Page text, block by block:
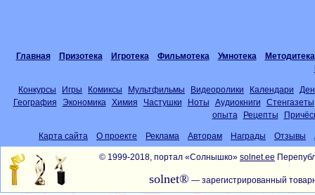
Главная Призотека Игротека Фильмотека Умнотека
Методитека
Конкурсы Игры Комиксы Мультфильмы Видеоролики Календари
География
Экономика Химия Частушки Ноты Аудиокниги
Стенгазеты
опыта
Рецепты
Карта сайта О проекте Реклама Авторам Награды Отзывы
© 1999-2018, портал «Солнышко» solnet.ee
solnet® — зарегистрированный